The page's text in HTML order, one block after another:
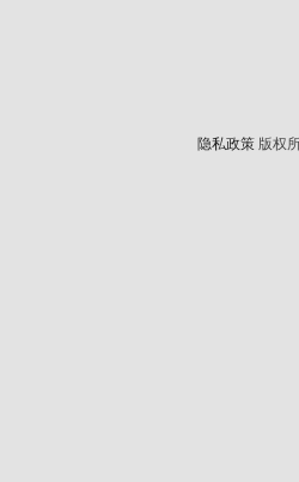
隐私政策版权